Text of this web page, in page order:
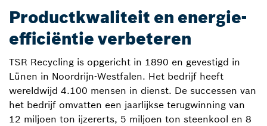
Productkwaliteit en energie-
efficiëntie verbeteren
TSR Recycling is opgericht in 1890 en gevestigd in
Lünen in Noordrijn-Westfalen. Het bedrijf heeft
wereldwijd 4.100 mensen in dienst. De successen van
het bedrijf omvatten een jaarlijkse terugwinning van
12 miljoen ton ijzererts, 5 miljoen ton steenkool en 8